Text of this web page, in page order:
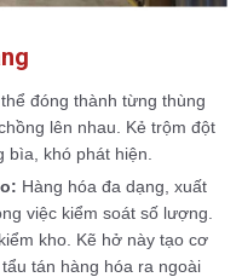
đóng thành từng thùng
lên nhau. Kẻ trộm đột
bìa, khó phát hiện.
Hàng hóa đa dạng, xuất
việc kiểm soát số lượng.
kho. Kẽ hở này tạo cơ
tán hàng hóa ra ngoài